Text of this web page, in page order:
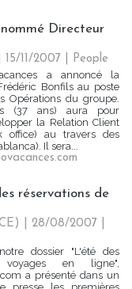
Directeur
| 15/11/2007
People
a annoncé la
Bonfils au poste
Opérations du groupe.
(37 ans) aura pour
la Relation Client
office) au travers des
Il sera...
réservations de
| 28/08/2007
dossier "L'été des
en ligne",
a présenté dans un